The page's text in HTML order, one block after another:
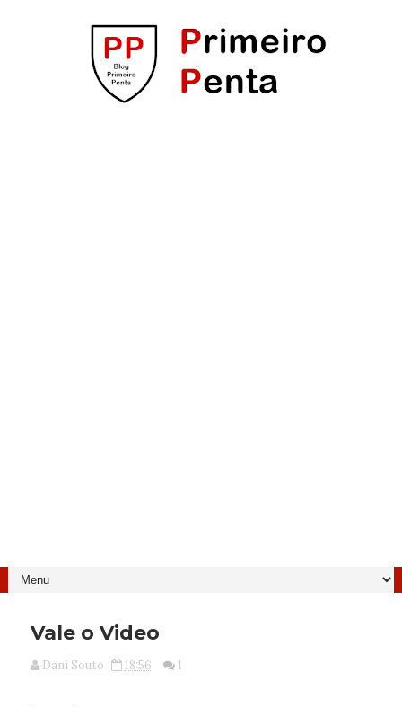
Vale o Video
Dani Souto 18:56 1